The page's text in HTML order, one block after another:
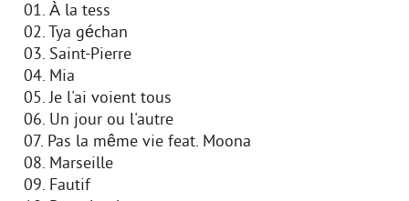
01. À la tess
02. Tya géchan
03. Saint-Pierre
04. Mia
05. Je l'ai voient tous
06. Un jour ou l'autre
07. Pas la même vie feat. Moona
08. Marseille
09. Fautif